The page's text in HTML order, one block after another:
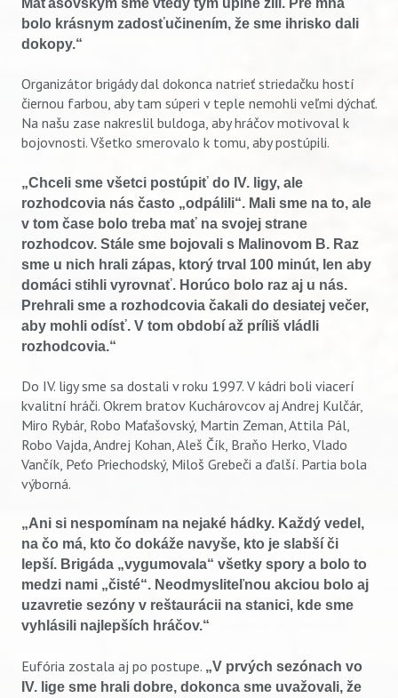
bolo krásnym zadosťučinením, že sme ihrisko dali
dokopy.“
Organizátor brigády dal dokonca natrieť striedačku hostí
čiernou farbou, aby tam súperi v teple nemohli veľmi dýchať.
Na našu zase nakreslil buldoga, aby hráčov motivoval k
bojovnosti. Všetko smerovalo k tomu, aby postúpili.
„Chceli sme všetci postúpiť do IV. ligy, ale
rozhodcovia nás často „odpálili“. Mali sme na to, ale
v tom čase bolo treba mať na svojej strane
rozhodcov. Stále sme bojovali s Malinovom B. Raz
sme u nich hrali zápas, ktorý trval 100 minút, len aby
domáci stihli vyrovnať. Horúco bolo raz aj u nás.
Prehrali sme a rozhodcovia čakali do desiatej večer,
aby mohli odísť. V tom období až príliš vládli
rozhodcovia.“
Do IV. ligy sme sa dostali v roku 1997. V kádri boli viacerí
kvalitní hráči. Okrem bratov Kuchárovcov aj Andrej Kulčár,
Miro Rybár, Robo Maťašovský, Martin Zeman, Attila Pál,
Robo Vajda, Andrej Kohan, Aleš Čík, Braňo Herko, Vlado
Vančík, Peťo Priechodský, Miloš Grebeči a ďalší. Partia bola
výborná.
„Ani si nespomínam na nejaké hádky. Každý vedel,
na čo má, kto čo dokáže navyše, kto je slabší či
lepší. Brigáda „vygumovala“ všetky spory a bolo to
medzi nami „čisté“. Neodmysliteľnou akciou bolo aj
uzavretie sezóny v reštaurácii na stanici, kde sme
vyhlásili najlepších hráčov.“
Eufória zostala aj po postupe. „V prvých sezónach vo
IV. lige sme hrali dobre, dokonca sme uvažovali, že